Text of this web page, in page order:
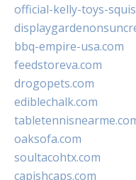
official-kelly-toys-
bbq-empire-usa.com
feedstoreva.com
drogopets.com
ediblechalk.com
oaksofa.com
soultacohtx.com
capishcaps.com